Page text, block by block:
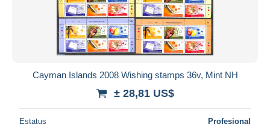
Cayman Islands 2008 Wishing stamps 36v, Mint NH
± 28,81 US$
Estatus Profesional